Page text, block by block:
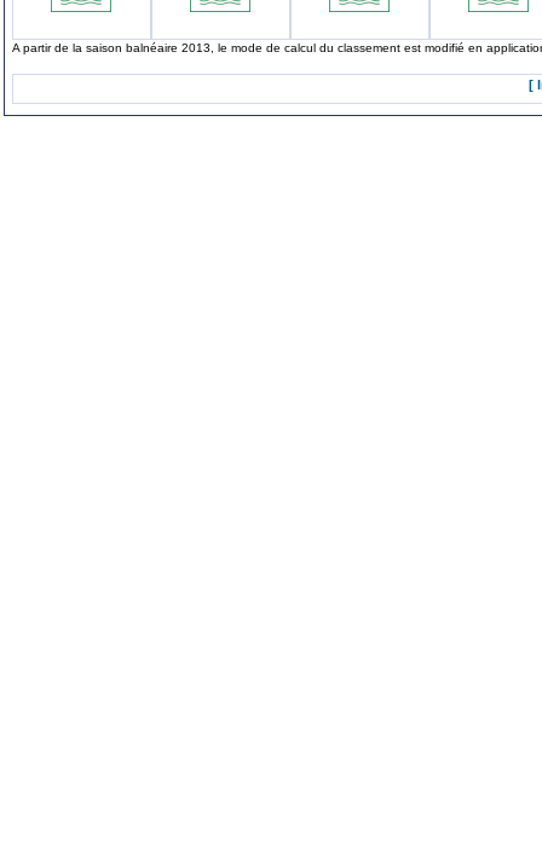
A partir de la saison balnéaire 2013, le mode de calcul du classement est modifié en
[